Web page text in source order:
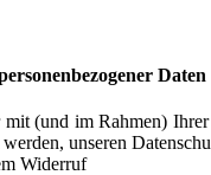
Daten
(und im Rahmen)
unseren
Widerruf